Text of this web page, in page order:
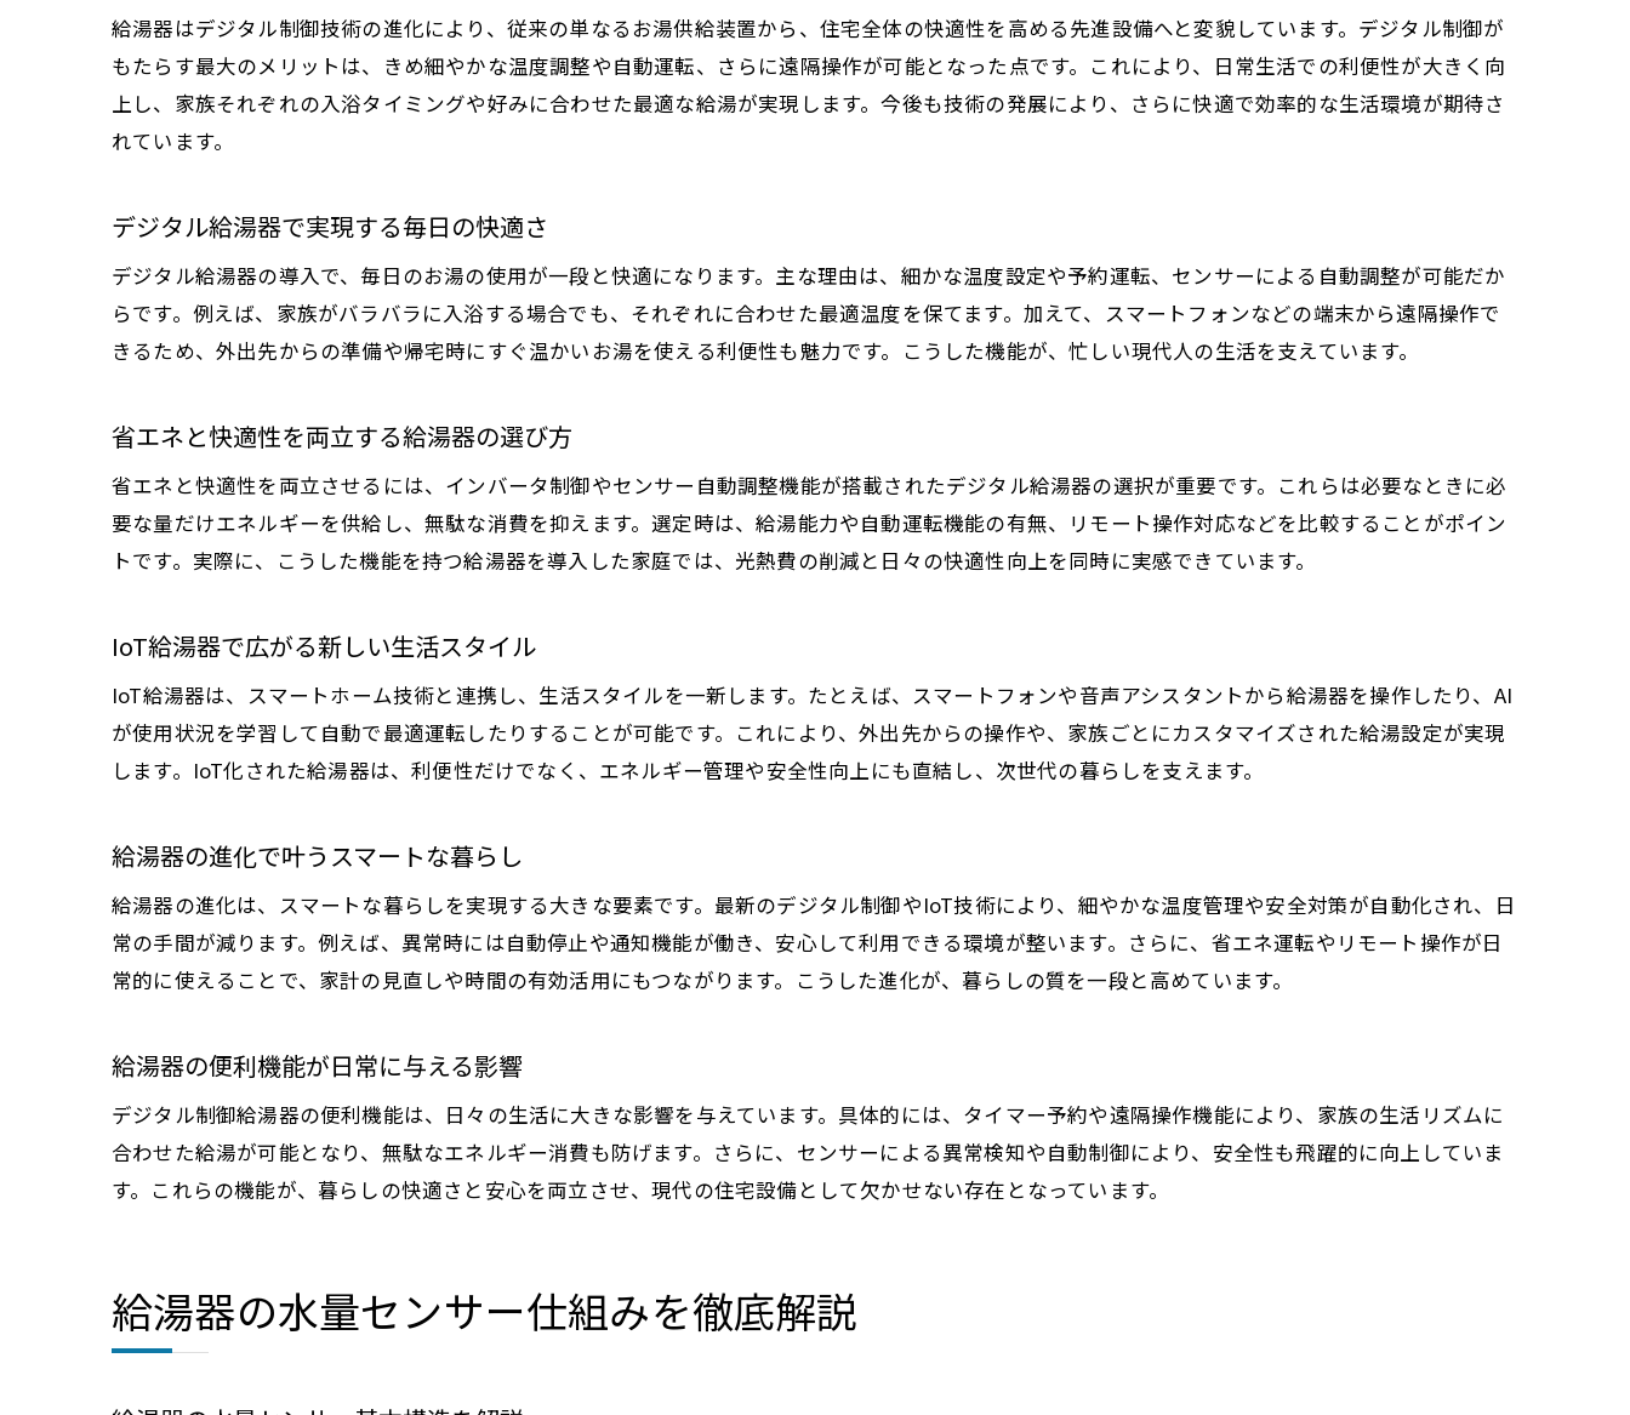
給湯器の故障前兆サインと早期発見術
デジタル給湯器で異常を見抜くポイント
水量センサー異常の見極め方を解説
最新の給湯器が実現する安心と効率の両立
最新給湯器で叶う安心と効率的な運転
デジタル制御がもたらす安心感の理由
効率よく給湯する最新給湯器の活用法
給湯器の進化で家庭の安心を守る方法
給湯器はデジタル制御技術の進化により、従来の単なるお湯供給装置から、住宅全体の快適性を高める先進設備へと変貌しています。デジタル制御が
もたらす最大のメリットは、きめ細やかな温度調整や自動運転、さらに遠隔操作が可能となった点です。これにより、日常生活での利便性が大きく向
上し、家族それぞれの入浴タイミングや好みに合わせた最適な給湯が実現します。今後も技術の発展により、さらに快適で効率的な生活環境が期待さ
れています。
デジタル給湯器で実現する毎日の快適さ
デジタル給湯器の導入で、毎日のお湯の使用が一段と快適になります。主な理由は、細かな温度設定や予約運転、センサーによる自動調整が可能だか
らです。例えば、家族がバラバラに入浴する場合でも、それぞれに合わせた最適温度を保てます。加えて、スマートフォンなどの端末から遠隔操作で
きるため、外出先からの準備や帰宅時にすぐ温かいお湯を使える利便性も魅力です。こうした機能が、忙しい現代人の生活を支えています。
省エネと快適性を両立する給湯器の選び方
省エネと快適性を両立させるには、インバータ制御やセンサー自動調整機能が搭載されたデジタル給湯器の選択が重要です。これらは必要なときに必
要な量だけエネルギーを供給し、無駄な消費を抑えます。選定時は、給湯能力や自動運転機能の有無、リモート操作対応などを比較することがポイン
トです。実際に、こうした機能を持つ給湯器を導入した家庭では、光熱費の削減と日々の快適性向上を同時に実感できています。
IoT給湯器で広がる新しい生活スタイル
IoT給湯器は、スマートホーム技術と連携し、生活スタイルを一新します。たとえば、スマートフォンや音声アシスタントから給湯器を操作したり、AI
が使用状況を学習して自動で最適運転したりすることが可能です。これにより、外出先からの操作や、家族ごとにカスタマイズされた給湯設定が実現
します。IoT化された給湯器は、利便性だけでなく、エネルギー管理や安全性向上にも直結し、次世代の暮らしを支えます。
給湯器の進化で叶うスマートな暮らし
給湯器の進化は、スマートな暮らしを実現する大きな要素です。最新のデジタル制御やIoT技術により、細やかな温度管理や安全対策が自動化され、日
常の手間が減ります。例えば、異常時には自動停止や通知機能が働き、安心して利用できる環境が整います。さらに、省エネ運転やリモート操作が日
常的に使えることで、家計の見直しや時間の有効活用にもつながります。こうした進化が、暮らしの質を一段と高めています。
給湯器の便利機能が日常に与える影響
デジタル制御給湯器の便利機能は、日々の生活に大きな影響を与えています。具体的には、タイマー予約や遠隔操作機能により、家族の生活リズムに
合わせた給湯が可能となり、無駄なエネルギー消費も防げます。さらに、センサーによる異常検知や自動制御により、安全性も飛躍的に向上していま
す。これらの機能が、暮らしの快適さと安心を両立させ、現代の住宅設備として欠かせない存在となっています。
給湯器の水量センサー仕組みを徹底解説